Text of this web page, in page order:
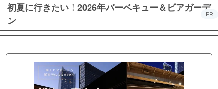
初夏に行きたい！2026年バーベキュー＆ビアガーデ
ン
PR